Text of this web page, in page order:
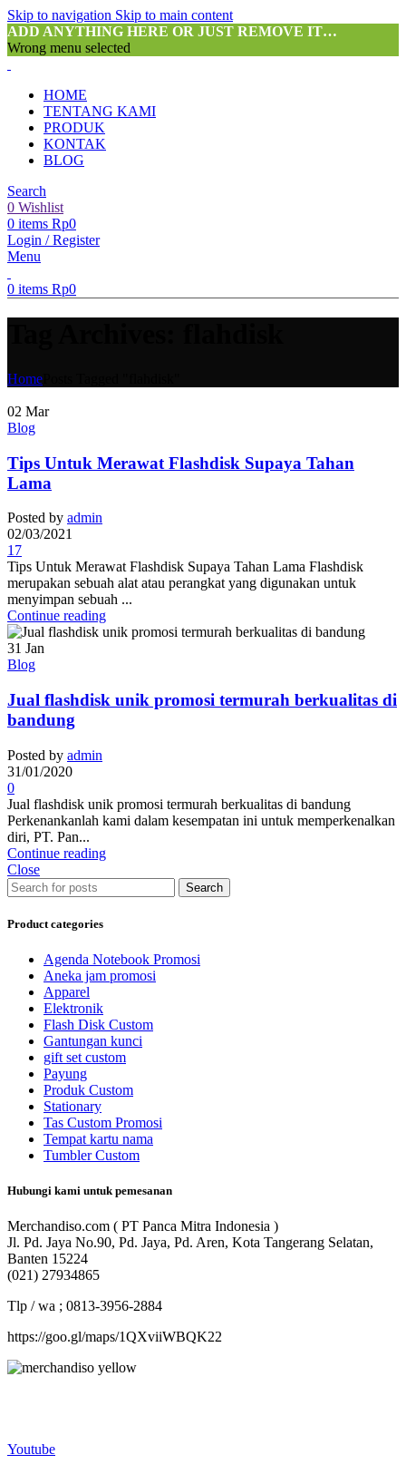
Skip to navigation Skip to main content
ADD ANYTHING HERE OR JUST REMOVE IT…
Wrong menu selected
HOME
TENTANG KAMI
PRODUK
KONTAK
BLOG
Search
0 Wishlist
0 items Rp0
Login / Register
Menu
0 items Rp0
Home
02 Mar
Blog
Tips Untuk Merawat Flashdisk Supaya Tahan
Lama
Posted by admin
02/03/2021
17
Tips Untuk Merawat Flashdisk Supaya Tahan Lama Flashdisk
merupakan sebuah alat atau perangkat yang digunakan untuk
menyimpan sebuah ...
Continue reading
31 Jan
Blog
Jual flashdisk unik promosi termurah berkualitas di
bandung
Posted by admin
31/01/2020
0
Jual flashdisk unik promosi termurah berkualitas di bandung
Perkenankanlah kami dalam kesempatan ini untuk memperkenalkan
diri, PT. Pan...
Continue reading
Close
Search
Product categories
Agenda Notebook Promosi
Aneka jam promosi
Apparel
Elektronik
Flash Disk Custom
Gantungan kunci
gift set custom
Payung
Produk Custom
Stationary
Tas Custom Promosi
Tempat kartu nama
Tumbler Custom
Hubungi kami untuk pemesanan
Merchandiso.com ( PT Panca Mitra Indonesia )
Jl. Pd. Jaya No.90, Pd. Jaya, Pd. Aren, Kota Tangerang Selatan,
Banten 15224
(021) 27934865
Tlp / wa ; 0813-3956-2884
https://goo.gl/maps/1QXviiWBQK22
Youtube